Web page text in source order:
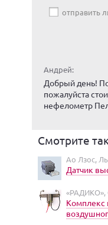
отправить
Андрей:
Добрый день!
пожалуйста
нефелометр
Смотрите
Ао Лзос,
Датчик
«РАДИКО»,
Комплекс